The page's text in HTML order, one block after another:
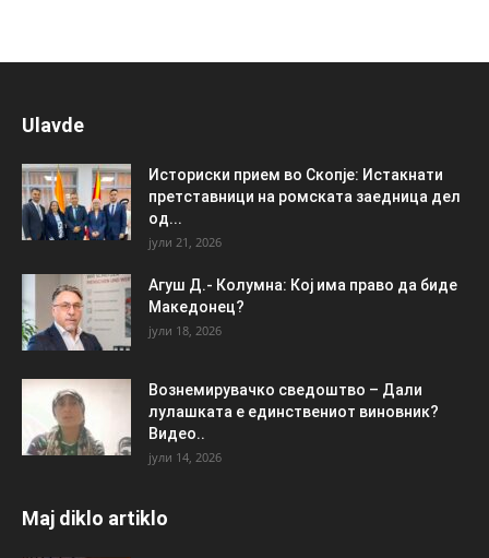
Ulavde
Историски прием во Скопје: Истакнати
претставници на ромската заедница дел
од...
јули 21, 2026
Агуш Д.- Колумна: Кој има право да биде
Македонец?
јули 18, 2026
Вознемирувачко сведоштво – Дали
лулашката е единствениот виновник?
Видео..
јули 14, 2026
Maj diklo artiklo